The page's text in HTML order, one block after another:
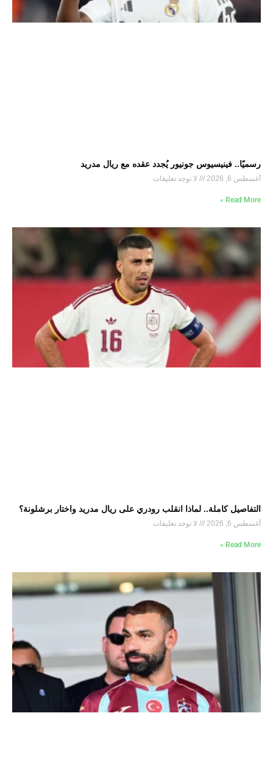
رسميًا.. فينيسيوس جونيور يُجدد عقده مع ريال مدريد
أغسطس 6, 2026 لا توجد تعليقات
Read More »
التفاصيل كاملة.. لماذا انقلب رودري على ريال مدريد واختار برشلونة؟
أغسطس 6, 2026 لا توجد تعليقات
Read More »